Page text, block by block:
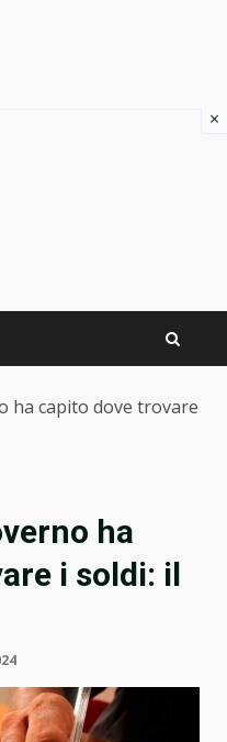
ha capito dove trovare
ha
i soldi: il
×